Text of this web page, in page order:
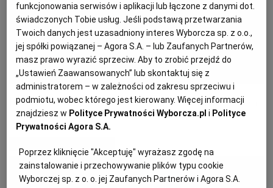
MAKARONY
DRÓB
MIĘSA
RYBY
PRZEKĄSKI
KUCHNIA GRECKA
KUCHNIA PORTUGALSKA
KUCHNIA FRANCUSKA
KUCHNIA AMERYKAŃSKA
KUCHNIA POLSKA
WEGAN
BEZ GLUTENU
FELIETONY KULINARNE
KSIĄŻKI KULINARNE
SZEF KUCHNI
BIAŁYSTOK
BIELSKO-BIAŁA
BYDGOSZCZ
CZĘSTOCHOWA
ELBLĄG
WYBORCZA.PL
MAGAZYNY
DUŻY FORMAT
WOLNA SOBOTA
ALE HISTORIA
WYBORCZA CLASSIC
WYBORCZA.BIZ
WYSOKIE OBCASY
Letnia tarta z młodymi buraczkami i serem
funkcjonowania serwisów i aplikacji lub łączone z danymi dot.
świadczonych Tobie usług. Jeśli podstawą przetwarzania
Twoich danych jest uzasadniony interes Wyborcza sp. z o.o.,
jej spółki powiązanej – Agora S.A. – lub Zaufanych Partnerów,
masz prawo wyrazić sprzeciw. Aby to zrobić przejdź do
„Ustawień Zaawansowanych” lub skontaktuj się z
administratorem – w zależności od zakresu sprzeciwu i
podmiotu, wobec którego jest kierowany. Więcej informacji
znajdziesz w Polityce Prywatności Wyborcza.pl i Polityce
Prywatności Agora S.A.
Poprzez kliknięcie "Akceptuję" wyrażasz zgodę na
zainstalowanie i przechowywanie plików typu cookie
Wyborczej sp. z o. o. jej Zaufanych Partnerów i Agora S.A.